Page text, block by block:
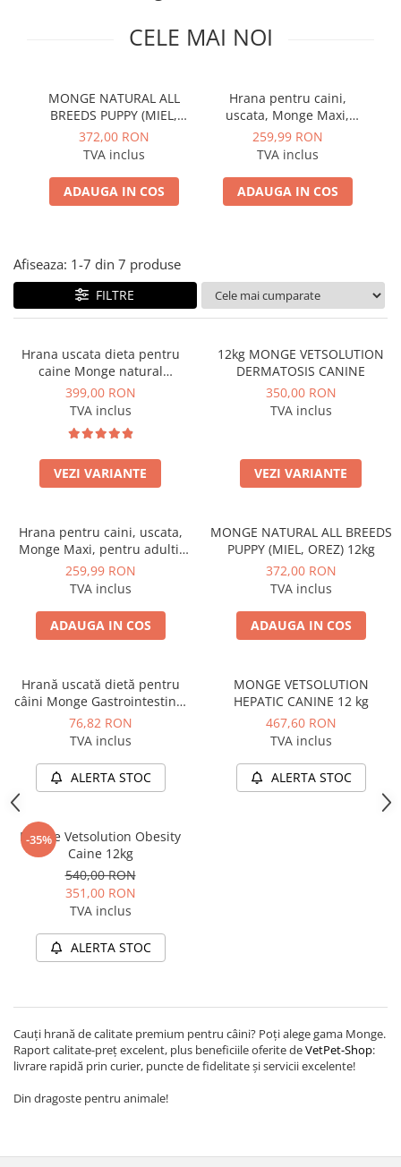
ROYAL CANIN DIETE
HILLS PD
Calibra Diets
ANTIPARAZITARE EXTERNE
COMPRIMATE
ANTIPARAZITARE INTERNE
VITAMINE ȘI SUPLIMENTE
VITAMINE
RECOMPENSE
ACCESORII
JUCARII
HĂINUȚE
Perie
Recipient hrana
DIETĂ UMEDĂ
ANTIPARAZITARE EXTERNE
ADVANTAGE
PASTILE
NISIP
SUPLIMENTE
CELE MAI NOI
MONGE NATURAL ALL
BREEDS PUPPY (MIEL,
OREZ) 12kg
372,00 RON
TVA inclus
ADAUGA IN COS
Hrana pentru caini,
uscata, Monge Maxi,
pentru adulti, hrana
superpremium, aroma de
substante nutritive de
inalta calitate, imbogatite
259,99 RON
TVA inclus
ADAUGA IN COS
Afiseaza: 1-7 din 7 produse
FILTRE
Hrana uscata dieta pentru
caine Monge natural
Hypoallergenic Salmon/Tonno
399,00 RON
TVA inclus
VEZI VARIANTE
12kg MONGE VETSOLUTION
DERMATOSIS CANINE
350,00 RON
TVA inclus
VEZI VARIANTE
Hrana pentru caini, uscata,
Monge Maxi, pentru adulti,
hrana superpremium, aroma
de pui, caini de talie mare,
calitate, imbogatite cu XOS,
buna functionare a florei intes
259,99 RON
TVA inclus
ADAUGA IN COS
MONGE NATURAL ALL BREEDS
PUPPY (MIEL, OREZ) 12kg
372,00 RON
TVA inclus
ADAUGA IN COS
Hrană uscată dietă pentru
câini Monge Gastrointestinal
Canine 2kg
76,82 RON
TVA inclus
ALERTA STOC
MONGE VETSOLUTION
HEPATIC CANINE 12 kg
467,60 RON
TVA inclus
ALERTA STOC
-35%
Monge Vetsolution Obesity
Caine 12kg
540,00 RON
351,00 RON
TVA inclus
ALERTA STOC
Cauți hrană de calitate premium pentru câini? Poți alege gama Monge.
Raport calitate-preț excelent, plus beneficiile oferite deVetPet-Shop:
livrare rapidă prin curier, puncte de fidelitate și servicii excelente!
Din dragoste pentru animale!